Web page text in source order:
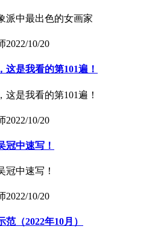
派中最出色的女画家
2022/10/20
这是我看的第101遍！
这是我看的第101遍！
2022/10/20
冠中速写！
冠中速写！
2022/10/20
（2022年10月）